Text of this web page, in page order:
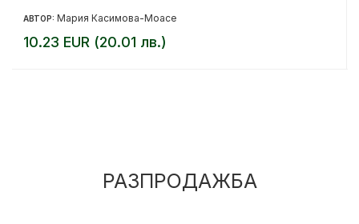
АВТОР: Мария Касимова-Моасе
10.23 EUR (20.01 лв.)
РАЗПРОДАЖБА